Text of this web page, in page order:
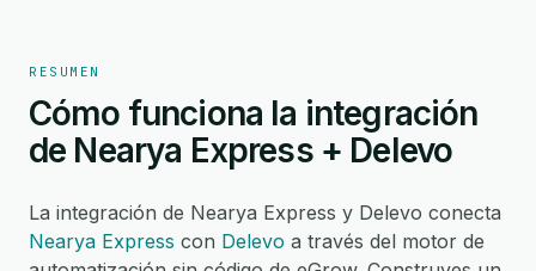
RESUMEN
Cómo funciona la integración
de Nearya Express + Delevo
La integración de Nearya Express y Delevo conecta
Nearya Express con Delevo a través del motor de